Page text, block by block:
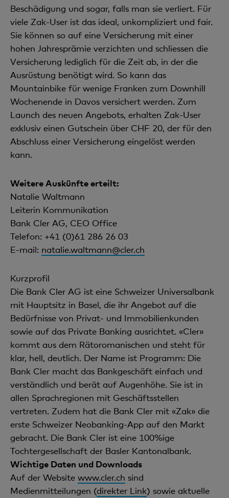
Beschädigung und sogar, falls man sie verliert. Für
viele Zak-User ist das ideal, unkompliziert und fair.
Sie können so auf eine Versicherung mit einer
hohen Jahresprämie verzichten und schliessen die
Versicherung lediglich für die Zeit ab, in der die
Ausrüstung benötigt wird. So kann das
Mountainbike für wenige Franken zum Downhill
Wochenende in Davos versichert werden. Zum
Launch des neuen Angebots, erhalten Zak-User
exklusiv einen Gutschein über CHF 20, der für den
Abschluss einer Versicherung eingelöst werden
kann.
Weitere Auskünfte erteilt:
Natalie Waltmann
Leiterin Kommunikation
Bank Cler AG, CEO Office
Telefon: +41 (0)61 286 26 03
E-mail: natalie.waltmann@cler.ch
Kurzprofil
Die Bank Cler AG ist eine Schweizer Universalbank
mit Hauptsitz in Basel, die ihr Angebot auf die
Bedürfnisse von Privat- und Immobilienkunden
sowie auf das Private Banking ausrichtet. «Cler»
kommt aus dem Rätoromanischen und steht für
klar, hell, deutlich. Der Name ist Programm: Die
Bank Cler macht das Bankgeschäft einfach und
verständlich und berät auf Augenhöhe. Sie ist in
allen Sprachregionen mit Geschäftsstellen
vertreten. Zudem hat die Bank Cler mit «Zak» die
erste Schweizer Neobanking-App auf den Markt
gebracht. Die Bank Cler ist eine 100%ige
Tochtergesellschaft der Basler Kantonalbank.
Wichtige Daten und Downloads
Auf der Website www.cler.ch sind
Medienmitteilungen (direkter Link) sowie aktuelle